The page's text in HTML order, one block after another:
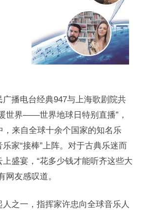
播电台经典947与上海歌剧院共
世界——世界地球日特别直播”，
，来自全球十余个国家的知名乐
家“接棒”上阵。对于古典乐迷而
盛宴，“花多少钱才能听齐这些大
网友感叹道。
一，指挥家许忠向全球音乐人